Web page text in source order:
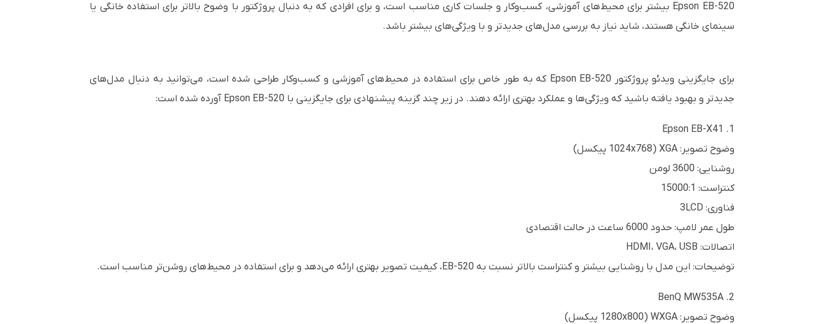
Epson EB-520 بیشتر برای محیط‌های آموزشی، کسب‌وکار و جلسات کاری مناسب است، و برای افرادی که به دنبال پروژکتور با وضوح بالاتر برای استفاده خانگی یا
سینمای خانگی هستند، شاید نیاز به بررسی مدل‌های جدیدتر و با ویژگی‌های بیشتر باشد.
برای جایگزینی ویدئو پروژکتور Epson EB-520 که به طور خاص برای استفاده در محیط‌های آموزشی و کسب‌وکار طراحی شده است، می‌توانید به دنبال مدل‌های
جدیدتر و بهبود یافته باشید که ویژگی‌ها و عملکرد بهتری ارائه دهند. در زیر چند گزینه پیشنهادی برای جایگزینی با Epson EB-520 آورده شده است:
1. Epson EB-X41
وضوح تصویر: XGA (1024x768 پیکسل)
روشنایی: 3600 لومن
کنتراست: 15000:1
فناوری: 3LCD
طول عمر لامپ: حدود 6000 ساعت در حالت اقتصادی
اتصالات: HDMI، VGA، USB
توضیحات: این مدل با روشنایی بیشتر و کنتراست بالاتر نسبت به EB-520، کیفیت تصویر بهتری ارائه می‌دهد و برای استفاده در محیط‌های روشن‌تر مناسب است.
2. BenQ MW535A
وضوح تصویر: WXGA (1280x800 پیکسل)